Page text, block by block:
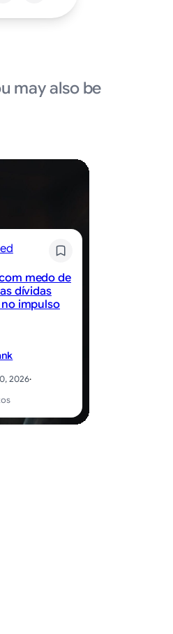
may also be
medo de
dívidas
impulso
2026·